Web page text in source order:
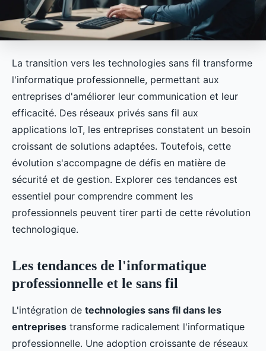
La transition vers les technologies sans fil transforme
l'informatique professionnelle, permettant aux
entreprises d'améliorer leur communication et leur
efficacité. Des réseaux privés sans fil aux
applications IoT, les entreprises constatent un besoin
croissant de solutions adaptées. Toutefois, cette
évolution s'accompagne de défis en matière de
sécurité et de gestion. Explorer ces tendances est
essentiel pour comprendre comment les
professionnels peuvent tirer parti de cette révolution
technologique.
Les tendances de l'informatique
professionnelle et le sans fil
L'intégration de technologies sans fil dans les
entreprises transforme radicalement l'informatique
professionnelle. Une adoption croissante de réseaux